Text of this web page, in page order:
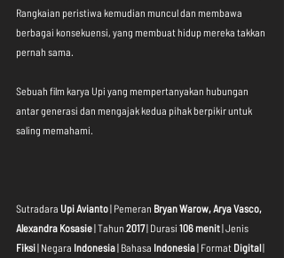
Rangkaian peristiwa kemudian muncul dan membawa
berbagai konsekuensi, yang membuat hidup mereka takkan
pernah sama.
Sebuah film karya Upi yang mempertanyakan hubungan
antar generasi dan mengajak kedua pihak berpikir untuk
saling memahami.
Sutradara Upi Avianto | Pemeran Bryan Warow, Arya Vasco,
Alexandra Kosasie | Tahun 2017 | Durasi 106 menit | Jenis
Fiksi | Negara Indonesia | Bahasa Indonesia | Format Digital |